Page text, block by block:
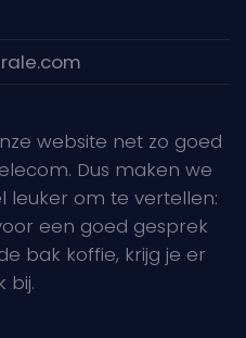
website net zo goed
Dus maken we
leuker om te vertellen:
een goed gesprek
bak koffie, krijg je er
bij.
OP
BV